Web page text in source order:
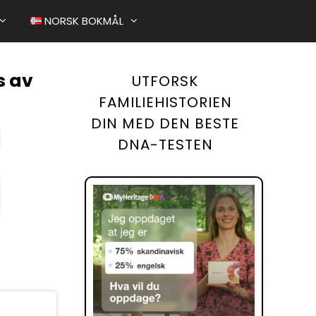
ET GAMMELT FOTO
NORSK BOKMÅL
av
UTFORSK
FAMILIEHISTORIEN
DIN MED DEN BESTE
DNA-TESTEN